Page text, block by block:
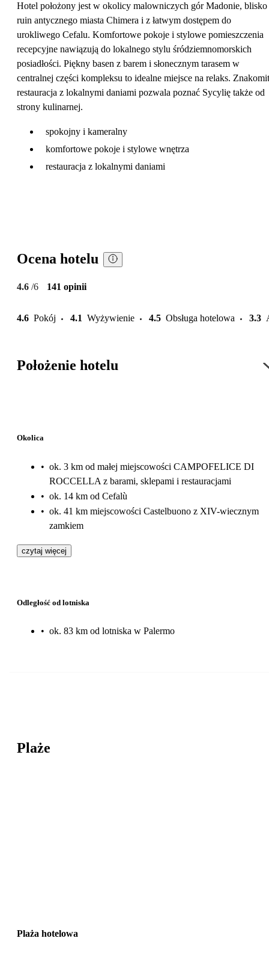
Hotel położony jest w okolicy malowniczych gór Madonie, blisko
ruin antycznego miasta Chimera i z łatwym dostępem do
urokliwego Cefalu. Komfortowe pokoje i stylowe pomieszczenia
recepcyjne nawiązują do lokalnego stylu śródziemnomorskich
posiadłości. Piękny basen z barem i słonecznym tarasem w
centralnej części kompleksu to idealne miejsce na relaks.
restauracja z lokalnymi daniami pozwala poznać Sycylię także od
strony kulinarnej.
spokojny i kameralny
komfortowe pokoje i stylowe wnętrza
restauracja z lokalnymi daniami
Ocena hotelu
4.6 /6 141 opinii
4.6 Pokój 4.1 Wyżywienie 4.5 Obsługa hotelowa 3.3
Położenie hotelu
Okolica
• ok. 3 km od małej miejscowości CAMPOFELICE DI
ROCCELLA z barami, sklepami i restauracjami
• ok. 14 km od Cefalù
• ok. 41 km miejscowości Castelbuono z XIV-wiecznym
zamkiem
czytaj więcej
Odległość od lotniska
• ok. 83 km od lotniska w Palermo
Plaże
Plaża hotelowa